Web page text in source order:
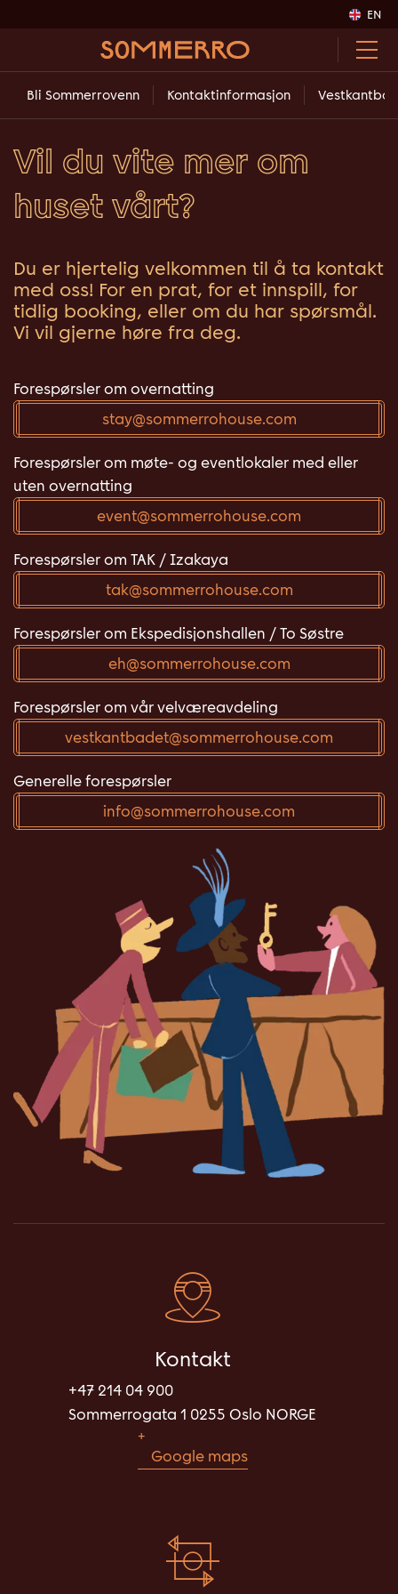
EN
Bli Sommerrovenn Kontaktinformasjon
Vil du vite mer om
huset vårt?
Du er hjertelig velkommen til å ta kontakt
med oss! For en prat, for et innspill, for
tidlig booking, eller om du har spørsmål.
Vi vil gjerne høre fra deg.
Forespørsler om overnatting
stay@sommerrohouse.com
Forespørsler om møte- og eventlokaler med eller
uten overnatting
event@sommerrohouse.com
Forespørsler om TAK / Izakaya
tak@sommerrohouse.com
Forespørsler om Ekspedisjonshallen / To Søstre
eh@sommerrohouse.com
Forespørsler om vår velværeavdeling
vestkantbadet@sommerrohouse.com
Generelle forespørsler
info@sommerrohouse.com
Kontakt
+47 214 04 900
Sommerrogata 1 0255 Oslo NORGE
Google maps